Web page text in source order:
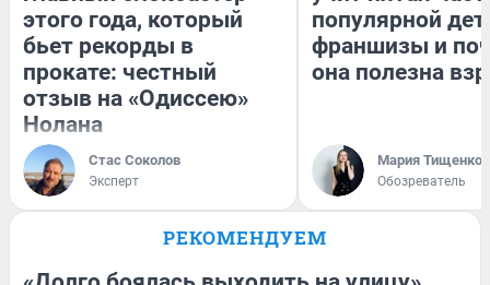
этого года, который
бьет рекорды в
прокате: честный
отзыв на «Одиссею»
Нолана
Стас Соколов
Эксперт
популярной
франшизы и
она полезна
Мария Тищенко
Обозреватель
РЕКОМЕНДУЕМ